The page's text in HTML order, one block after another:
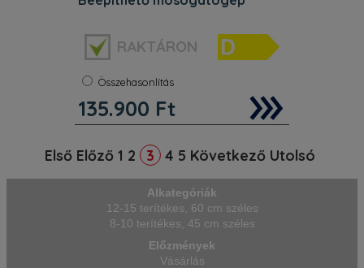
Energiaosztály:
D
Melegvízre köthető: Nem
Teríték:
Beépíthetőség: Integrálható
Súly: 32 kg
Szélesség: 55 cm
Perfectly dry dishes. Enjoy in perfectly
dry dishes and save up to 20% in
energy costs. At the end of the
will partially open, ensuring that your
dishes are dried to
RAKTÁRON
Összehasonlítás
135.900 Ft
Első Előző 1 2 3 4 5 Következő Utolsó
Alkategóriák
12-15 terítékes, 60 cm széles
8-10 terítékes, 45 cm széles
Előzmények
Vásárlás